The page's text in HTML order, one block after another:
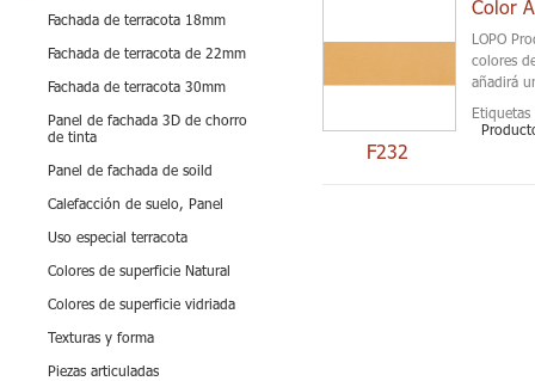
Fachada de terracota 18mm
Fachada de terracota de 22mm
Fachada de terracota 30mm
Panel de fachada 3D de chorro
de tinta
Panel de fachada de soild
Calefacción de suelo, Panel
Uso especial terracota
Colores de superficie Natural
Colores de superficie vidriada
Texturas y forma
Piezas articuladas
F232
Color
LOPO
colores
añadirá